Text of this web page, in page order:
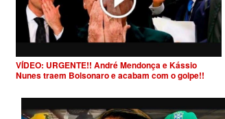
VÍDEO: URGENTE!! André Mendonça e Kássio
Nunes traem Bolsonaro e acabam com o golpe!!